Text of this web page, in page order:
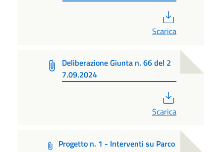
Scarica
Deliberazione Giunta n. 66 del 2
7.09.2024
Scarica
Progetto n. 1 - Interventi su Parco